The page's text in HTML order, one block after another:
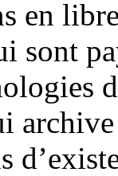
en
sont